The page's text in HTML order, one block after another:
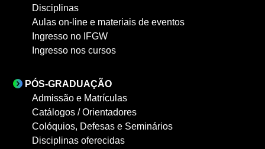
Disciplinas
Aulas on-line e materiais de eventos
Ingresso no IFGW
Ingresso nos cursos
PÓS-GRADUAÇÃO
Admissão e Matrículas
Catálogos / Orientadores
Colóquios, Defesas e Seminários
Disciplinas oferecidas